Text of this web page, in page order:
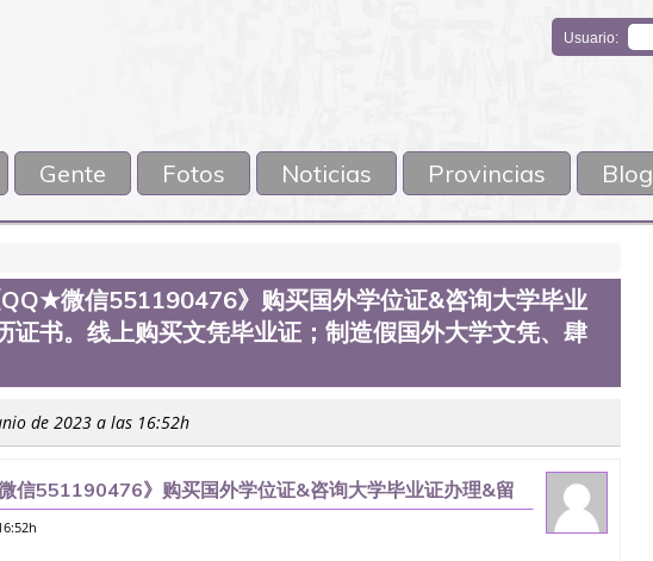
Usuario:
Gente Fotos Noticias Provincias Blog
微信551190476》购买国外学位证&咨询大学毕业
证书。线上购买文凭毕业证；制造假国外大学文凭、肆
de 2023 a las 16:52h
信551190476》购买国外学位证&咨询大学毕业证办理&留
凭毕业证；制造假国外大学文凭、肆业